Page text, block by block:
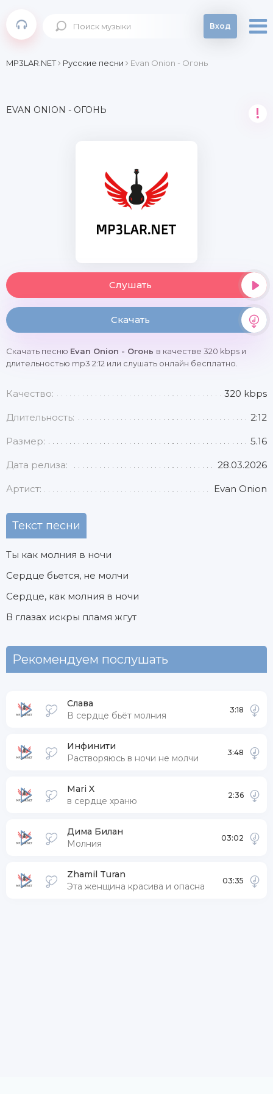
Вход
MP3LAR.NET Русские песни Evan Onion - Огонь
EVAN ONION - ОГОНЬ !
Слушать
Скачать
Скачать песню Evan Onion - Огонь в качестве 320 kbps и
длительностью mp3 2:12 или слушать онлайн бесплатно.
Качество: 320 kbps
Длительность: 2:12
Размер: 5.16
Дата релиза: 28.03.2026
Артист: Evan Onion
Текст песни
Ты как молния в ночи
Сердце бьется, не молчи
Сердце, как молния в ночи
В глазах искры пламя жгут
Рекомендуем послушать
Слава
В сердце бьёт молния
3:18
Инфинити
Растворяюсь в ночи не молчи
3:48
Mari X
в сердце храню
2:36
Дима Билан
Молния
03:02
Zhamil Turan
Эта женщина красива и опасна
03:35